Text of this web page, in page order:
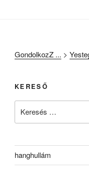
GondolkozZ ... >
KERESŐ
hanghullám